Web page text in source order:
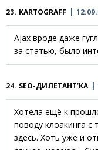
23. KARTOGRAFF
Ajax вроде даже
за статью, было
24. SEO-ДИЛЕТАНТ’КА
Хотела ещё к
поводу клоакинга с
здесь. Хоть уже и